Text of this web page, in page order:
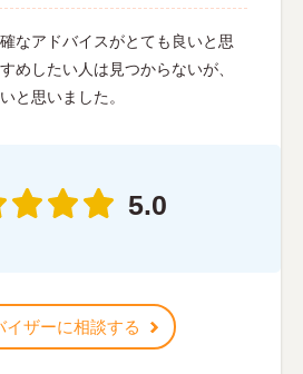
なアドバイスがとても良いと思
めしたい人は見つからないが、
と思いました。
5.0
イザーに相談する